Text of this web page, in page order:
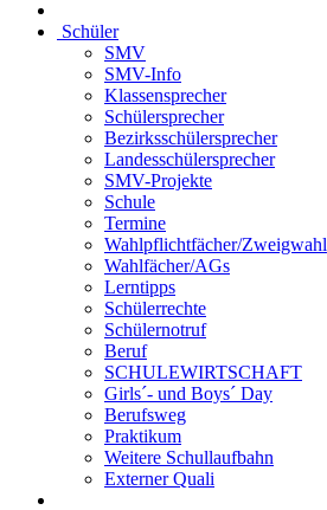
Schüler
SMV
SMV-Info
Klassensprecher
Schülersprecher
Bezirksschülersprecher
Landesschülersprecher
SMV-Projekte
Schule
Termine
Wahlpflichtfächer/Zweigwahl
Wahlfächer/AGs
Lerntipps
Schülerrechte
Schülernotruf
Beruf
SCHULEWIRTSCHAFT
Girls´- und Boys´ Day
Berufsweg
Praktikum
Weitere Schullaufbahn
Externer Quali